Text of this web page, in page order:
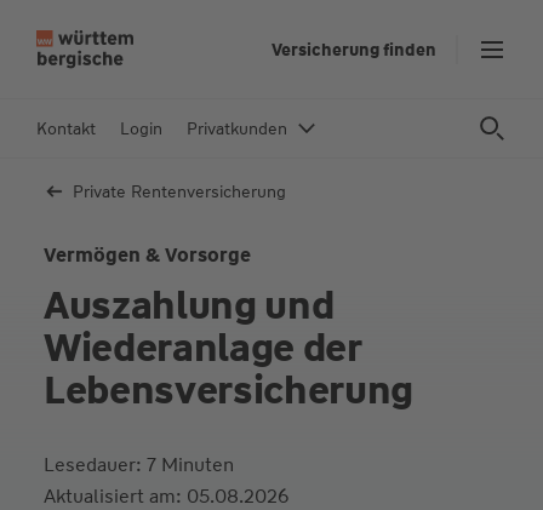
In
Versicherung finden
Kontakt Login Privatkunden
Private Renten­versicherung
Vermögen & Vorsorge
Auszahlung und
Wiederanlage der
Lebensversicherung
Lesedauer: 7 Minuten
Aktualisiert am: 05.08.2026